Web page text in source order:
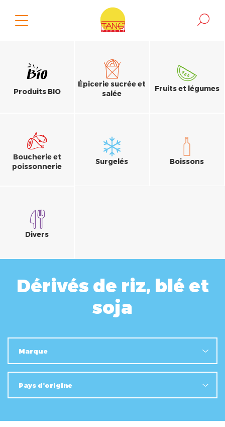
Produits BIO
Épicerie sucrée et
salée
Fruits et légumes
Boucherie et
poissonnerie
Surgelés Boissons
Divers
Dérivés de riz, blé et
soja